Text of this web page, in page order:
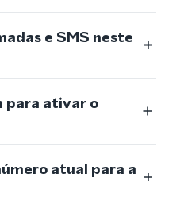
e SMS neste
para ativar o
atual para a